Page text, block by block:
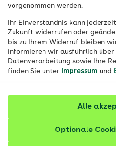
vorgenommen werden.
Ihr Einverständnis kann
Zukunft widerrufen oder
bis zu Ihrem Widerruf bleiben
informieren wir ausführlich
Datenverarbeitung sowie Ihre
finden Sie unter
Impressum und
Optionale
Alle
Indem sie ihr
stärken, können sie die
und ihr Wohlbefinden
erfahren Sie wie.
Fachlich geprüft